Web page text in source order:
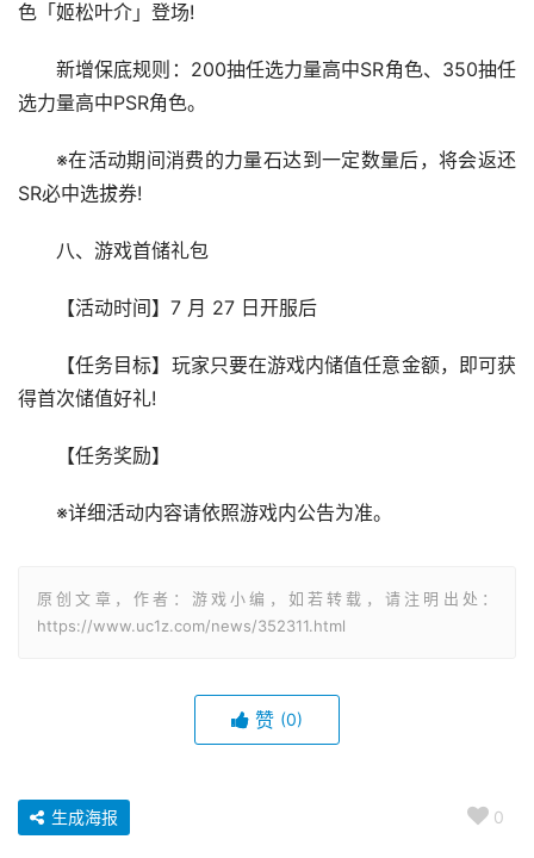
色「姬松叶介」登场!
新增保底规则：200抽任选力量高中SR角色、350抽任
选力量高中PSR角色。
※在活动期间消费的力量石达到一定数量后，将会返还
SR必中选拔券!
八、游戏首储礼包
【活动时间】7 月 27 日开服后
【任务目标】玩家只要在游戏内储值任意金额，即可获
得首次储值好礼!
【任务奖励】
※详细活动内容请依照游戏内公告为准。
原创文章，作者：游戏小编，如若转载，请注明出处：
https://www.uc1z.com/news/352311.html
赞 (0)
0
生成海报